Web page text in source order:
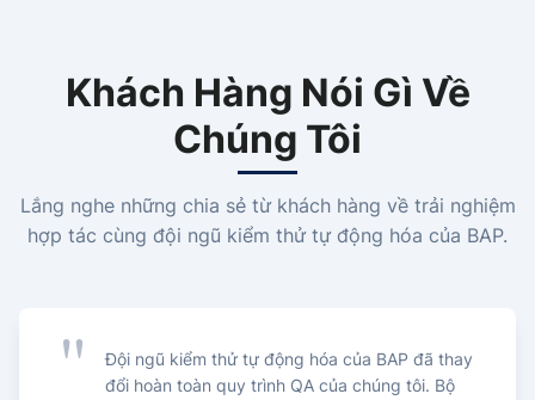
Khách Hàng Nói Gì Về
Chúng Tôi
Lắng nghe những chia sẻ từ khách hàng về trải nghiệm
hợp tác cùng đội ngũ kiểm thử tự động hóa của BAP.
Đội ngũ kiểm thử tự động hóa của BAP đã thay
đổi hoàn toàn quy trình QA của chúng tôi. Bộ